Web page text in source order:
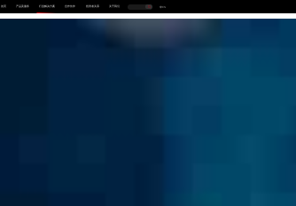
首页 产品及服务 行业解决方案 合作伙伴 投资者关系 关于我们 中EN